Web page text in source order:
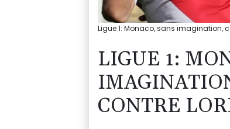
Ligue 1: Monaco, sans imagination,
LIGUE 1:
CONTRE